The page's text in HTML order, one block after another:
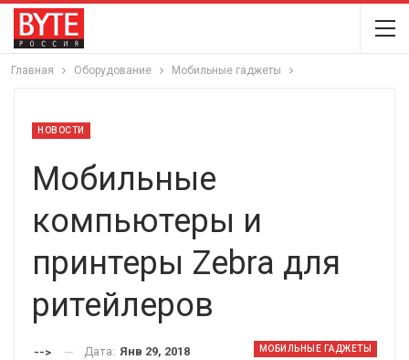
Главная Оборудование Мобильные гаджеты
НОВОСТИ
Мобильные
компьютеры и
принтеры Zebra для
ритейлеров
МОБИЛЬНЫЕ ГАДЖЕТЫ
--> Дата: Янв 29, 2018